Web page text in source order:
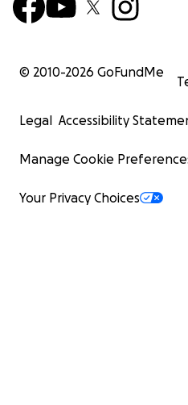
© 2010-2026 GoFundMe
Legal Accessibility
Manage Cookie
Your Privacy Choices